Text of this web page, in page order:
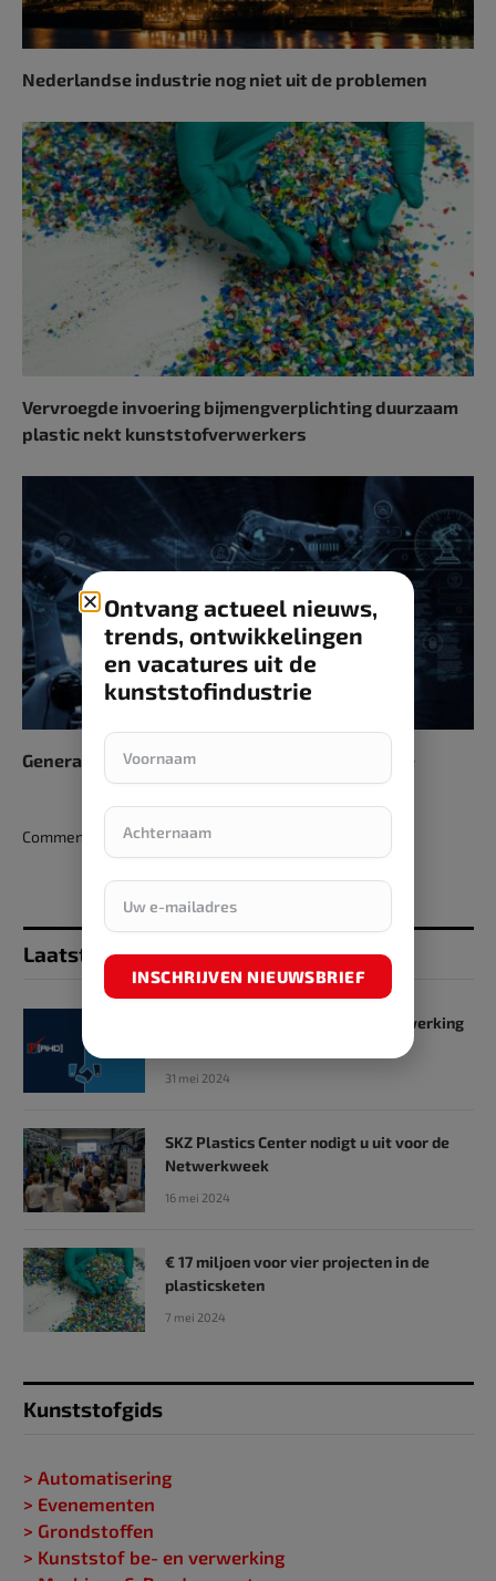
Nederlandse industrie nog niet uit de problemen
Vervroegde invoering bijmengverplichting duurzaam
plastic nekt kunststofverwerkers
Generatieve AI stuwt innovatiekracht industrie
Comments are closed.
Laatst toegevoegd
SKZ en RHD GmbH starten samenwerking
31 mei 2024
SKZ Plastics Center nodigt u uit voor de
Netwerkweek
16 mei 2024
€ 17 miljoen voor vier projecten in de
plasticsketen
7 mei 2024
Kunststofgids
> Automatisering
> Evenementen
> Grondstoffen
> Kunststof be- en verwerking
Ontvang actueel nieuws,
trends, ontwikkelingen
en vacatures uit de
kunststofindustrie
INSCHRIJVEN NIEUWSBRIEF